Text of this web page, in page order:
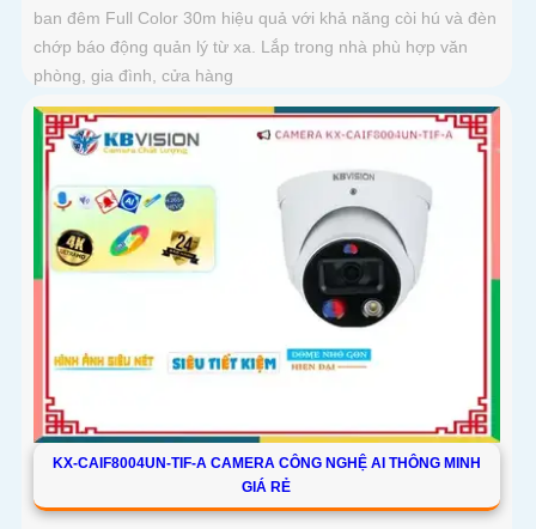
ban đêm Full Color 30m hiệu quả với khả năng còi hú và đèn
chớp báo động quản lý từ xa. Lắp trong nhà phù hợp văn
phòng, gia đình, cửa hàng
KX-CAIF8004UN-TIF-A CAMERA CÔNG NGHỆ AI THÔNG MINH
GIÁ RẺ